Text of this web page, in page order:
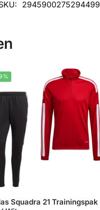
2945900275294499
Squadra 21 Trainingspak